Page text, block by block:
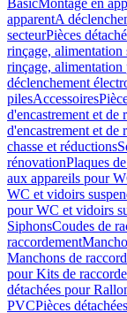
BasicMontage en
apparentA
secteurPièces
rinçage, alimentation
rinçage, alimentation
déclenchement
pilesAccessoires
d'encastrement et de
d'encastrement et de
chasse et réductions
rénovationPlaques
aux appareils pour
WC et vidoirs
pour WC et vidoirs
SiphonsCoudes de
raccordement
Manchons de
pour Kits de
détachées pour
PVCPièces